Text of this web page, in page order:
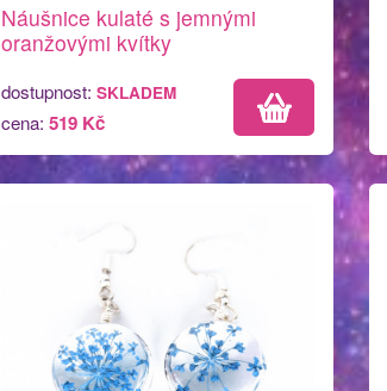
Náušnice kulaté s jemnými
oranžovými kvítky
dostupnost: SKLADEM
cena: 519 Kč